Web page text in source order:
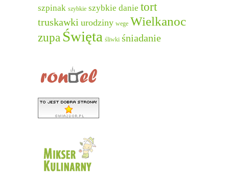
szpinak szybkie szybkie danie tort
truskawki urodziny wege Wielkanoc
zupa Święta śliwki śniadanie